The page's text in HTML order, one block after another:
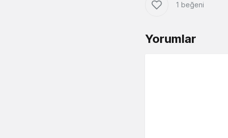
1 beğeni
Yorumlar